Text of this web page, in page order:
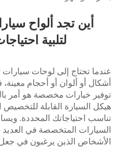
أين تجد ألواح
لتلبية
عندما تحتاج إلى لوحات
أشكال أو ألوان أو أحجام
توفير خيارات مخصصة هو أمر
هيكل السيارة القابلة للتخصيص
تناسب احتياجاتك المحددة.
السيارات المتخصصة في العديد
الأشخاص الذين يرغبون في